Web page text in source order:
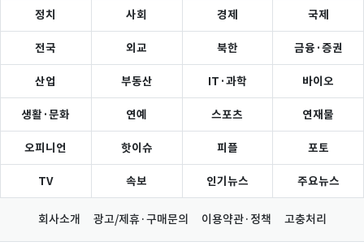
정치 사회 경제 국제
전국 외교 북한 금융·증권
산업 부동산 IT·과학 바이오
생활·문화 연예 스포츠 연재물
오피니언 핫이슈 피플 포토
TV 속보 인기뉴스 주요뉴스
회사소개 광고/제휴·구매문의 이용약관·정책 고충처리